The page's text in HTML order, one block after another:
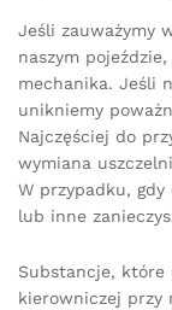
Jeśli zauważymy
naszym
mechanika. Jeśli
unikniemy
Najczęściej do
wymiana
W przypadku, gdy
lub inne
Substancje, które
kierowniczej przy